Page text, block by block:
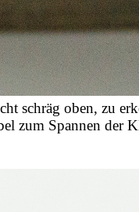
schräg oben, zu
zum Spannen der